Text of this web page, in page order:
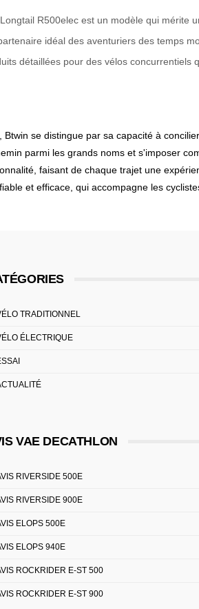
Longtail R500elec est un modèle qui mérite
idéal des aventuriers des temps
détaillées pour des vélos
se distingue par sa capacité à
parmi les grands noms et s'imposer
faisant de chaque trajet une
et efficace, qui accompagne les
TRADITIONNEL
ÉLECTRIQUE
VAE DECATHLON
RIVERSIDE 500E
RIVERSIDE 900E
ELOPS 500E
ELOPS 940E
ROCKRIDER E-ST 500
ROCKRIDER E-ST 900